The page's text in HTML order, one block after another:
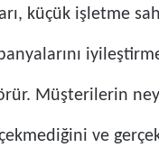
küçük işletme
Müşterilerin
ve